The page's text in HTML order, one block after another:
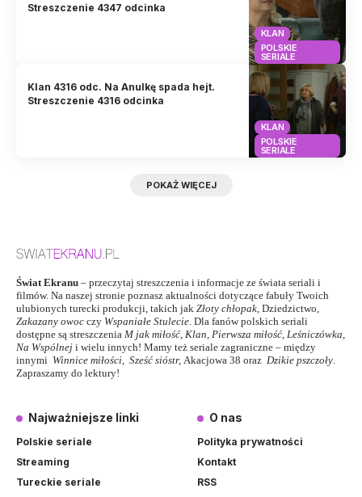
KLAN
POLSKIE
SERIALE
Streszczenie 4347 odcinka
KLAN
POLSKIE
SERIALE
Klan 4316 odc. Na Anulkę spada hejt.
Streszczenie 4316 odcinka
POKAŻ WIĘCEJ
Świat Ekranu – przeczytaj streszczenia i informacje ze świata seriali i
filmów. Na naszej stronie poznasz aktualności dotyczące fabuły Twoich
ulubionych turecki produkcji, takich jak Złoty chłopak, Dziedzictwo,
Zakazany owoc czy Wspaniałe Stulecie. Dla fanów polskich seriali
dostępne są streszczenia M jak miłość, Klan, Pierwsza miłość, Leśniczówka,
Na Wspólnej i wielu innych! Mamy też seriale zagraniczne – między
innymi Winnice miłości, Sześć sióstr, Akacjowa 38 oraz Dzikie pszczoły.
Zapraszamy do lektury!
Najważniejsze linki
Polskie seriale
Streaming
Tureckie seriale
O nas
Polityka prywatności
Kontakt
RSS